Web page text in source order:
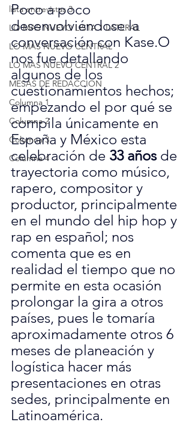
lista entrevistas 3
LO MAS NUEVO LISTA 1 LATERAL
LO MAS NUEVO CENTRAL
LO MAS NUEVO CENTRAL 2
MESAS DE REDACCION
Columna 1
Columna 2
Columna 3
Columna 4
Poco a poco
desenvolviéndose la
conversación con Kase.O
nos fue detallando
algunos de los
cuestionamientos hechos;
empezando el por qué se
compila únicamente en
España y México esta
celebración de 33 años de
trayectoria como músico,
rapero, compositor y
productor, principalmente
en el mundo del hip hop y
rap en español; nos
comenta que es en
realidad el tiempo que no
permite en esta ocasión
prolongar la gira a otros
países, pues le tomaría
aproximadamente otros 6
meses de planeación y
logística hacer más
presentaciones en otras
sedes, principalmente en
Latinoamérica.